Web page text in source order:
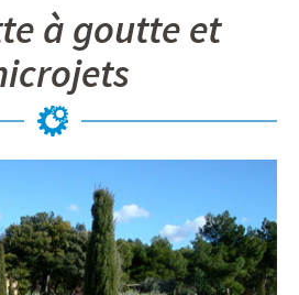
à goutte et